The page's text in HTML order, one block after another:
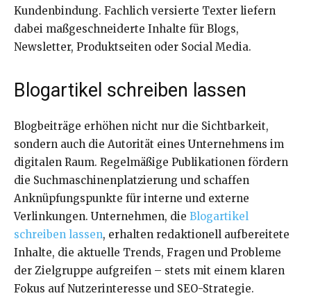
Kundenbindung. Fachlich versierte Texter liefern
dabei maßgeschneiderte Inhalte für Blogs,
Newsletter, Produktseiten oder Social Media.
Blogartikel schreiben lassen
Blogbeiträge erhöhen nicht nur die Sichtbarkeit,
sondern auch die Autorität eines Unternehmens im
digitalen Raum. Regelmäßige Publikationen fördern
die Suchmaschinenplatzierung und schaffen
Anknüpfungspunkte für interne und externe
Verlinkungen. Unternehmen, die Blogartikel
schreiben lassen, erhalten redaktionell aufbereitete
Inhalte, die aktuelle Trends, Fragen und Probleme
der Zielgruppe aufgreifen – stets mit einem klaren
Fokus auf Nutzerinteresse und SEO-Strategie.